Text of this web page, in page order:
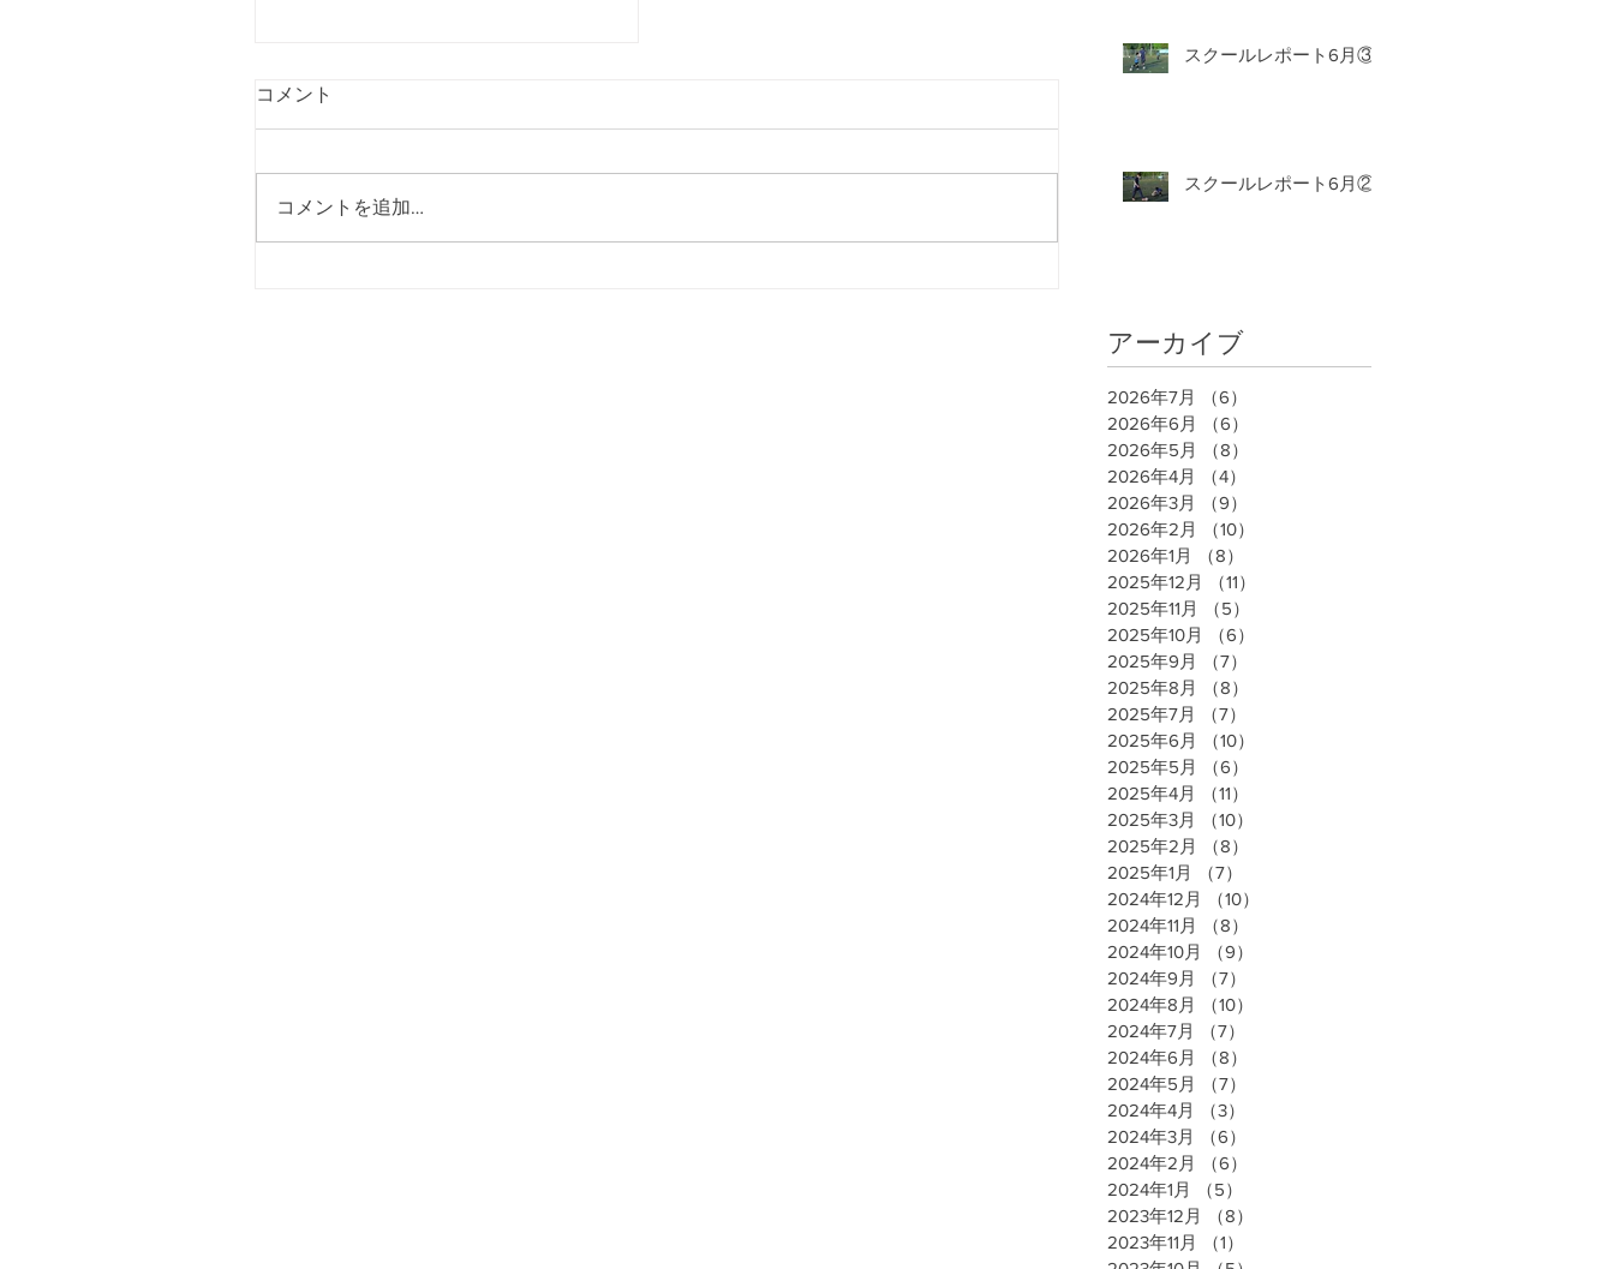
コメント
コメントを追加…
スクールレポート6月③
スクールレポート6月②
アーカイブ
2026年7月 （6）
2026年6月
（6）
2026年5月
（8）
2026年4月
（4）
2026年3月
（9）
2026年2月
（10）
2026年1月
（8）
2025年12月
（11）
2025年11月
（5）
2025年10月
（6）
2025年9月
（7）
2025年8月
（8）
2025年7月
（7）
2025年6月
（10）
2025年5月
（6）
2025年4月
（11）
2025年3月
（10）
2025年2月
（8）
2025年1月
（7）
2024年12月
（10）
2024年11月
（8）
2024年10月
（9）
2024年9月
（7）
2024年8月
（10）
2024年7月
（7）
2024年6月
（8）
2024年5月
（7）
2024年4月
（3）
2024年3月
（6）
2024年2月
（6）
2024年1月
（5）
2023年12月
（8）
2023年11月
（1）